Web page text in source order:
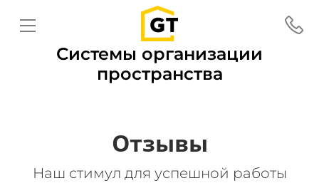
Системы организации
пространства
Отзывы
Наш стимул для успешной работы